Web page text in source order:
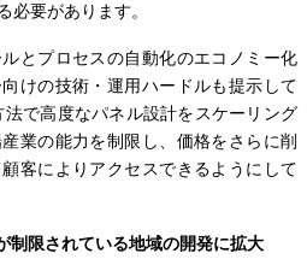
必要があります。
とプロセスの自動化のエコノミー化
けの技術・運用ハードルも提示して
で高度なパネル設計をスケーリング
業の能力を制限し、価格をさらに削
客によりアクセスできるようにして
制限されている地域の開発に拡大